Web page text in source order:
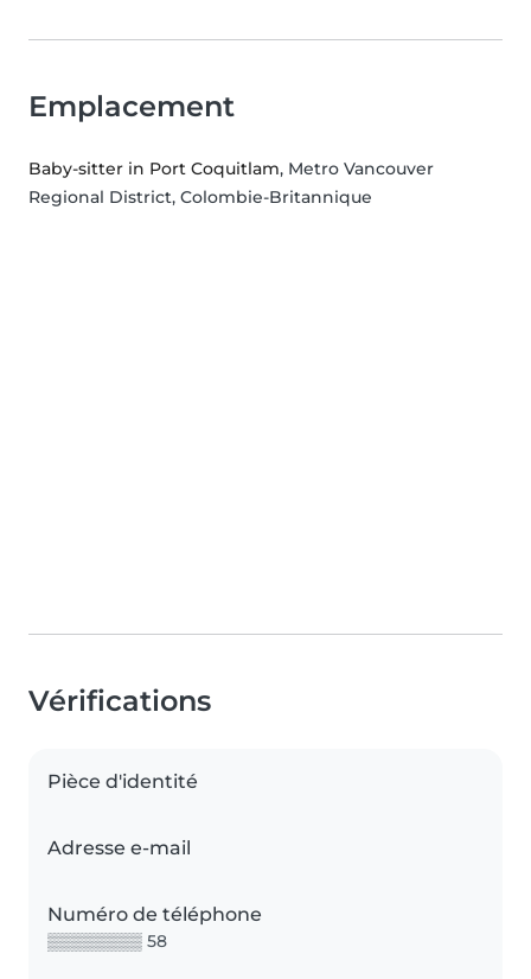
Emplacement
Baby-sitter in Port Coquitlam, Metro Vancouver
Regional District, Colombie-Britannique
Vérifications
Pièce d'identité
Adresse e-mail
Numéro de téléphone
▒▒▒▒▒▒▒▒ 58